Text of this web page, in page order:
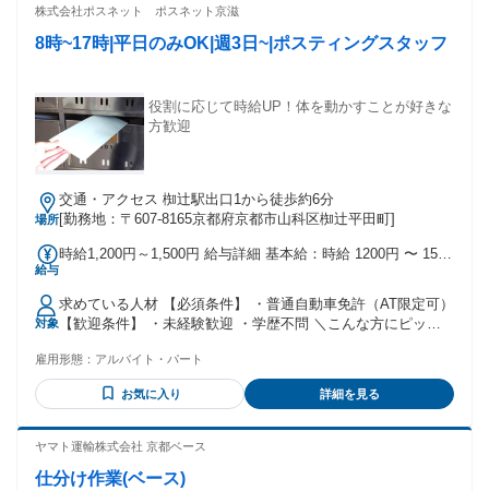
株式会社ポスネット ポスネット京滋
8時~17時|平日のみOK|週3日~|ポスティングスタッフ
役割に応じて時給UP！体を動かすことが好きな
方歓迎
場所
交通・アクセス 椥辻駅出口1から徒歩約6分
[勤務地：〒607-8165京都府京都市山科区椥辻平田町]
給与
時給1,200円～1,500円 給与詳細 基本給：時給 1200円 〜 1500
＝＝＝ ＼同時募集／ ポスティングのみのスタッフも大募集！
配布エリアまでの送迎つきなので 移動も楽々✨ 給与｜時給
1122円～ 勤務時間｜9:00～16:00 待遇｜交通費支給なし ※現
地集合・現地解散の場合もあります。 ＝＝＝＝＝＝＝＝＝＝
対象
求めている人材 【必須条件】 ・普通自動車免許（AT限定可）
【歓迎条件】 ・未経験歓迎 ・学歴不問 ＼こんな方にピッタ
方 ✅責任感を持って働ける方 ✅安定してシフトに入りたい方
ポスティングや軽作業、 配送業務などに興味がある方や アク
ティブに働きたい方に おススメお仕事です✨
雇用形態： アルバイト・パート
お気に入り 詳細を見る
ヤマト運輸株式会社 京都ベース
仕分け作業(ベース)